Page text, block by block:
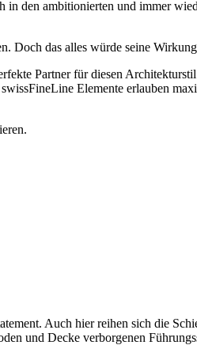
den ambitionierten und immer
Doch das alles würde seine
Partner für diesen
Elemente erlauben
Auch hier reihen sich die
und Decke verborgenen